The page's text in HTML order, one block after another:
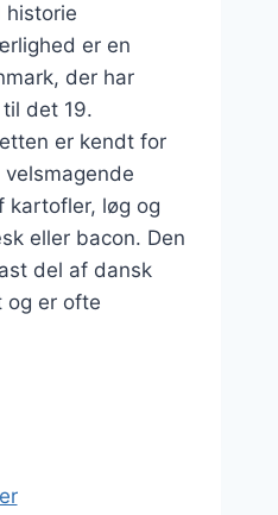
historie
er en
der har
det 19.
er kendt for
kartofler, løg og
eller bacon. Den
del af dansk
og er ofte